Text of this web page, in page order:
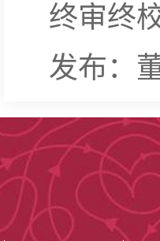
终审终
发布：